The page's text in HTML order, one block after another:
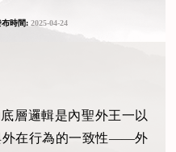
時間: 2025-04-24
層邏輯是內聖外王一以
外在行為的一致性——外